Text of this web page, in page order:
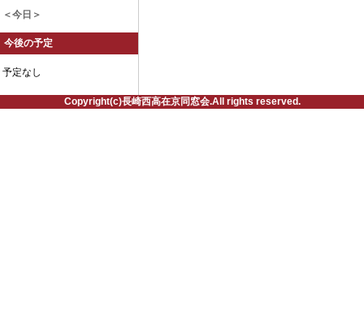
＜今日＞
今後の予定
予定なし
Copyright(c)長崎西高在京同窓会.All rights reserved.